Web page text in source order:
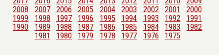
2008
2007 2006 2005 2004 2003 2002 2001
2000
1999
1998 1997 1996 1995 1994 1993 1992
1991
1990
1989 1988 1987 1986 1985 1984 1983
1982
1981
1980 1979 1978 1977 1976 1975